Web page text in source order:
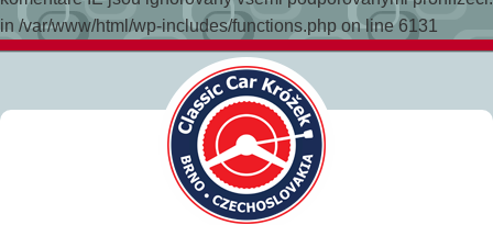
in /var/www/html/wp-includes/functions.php on line 6131